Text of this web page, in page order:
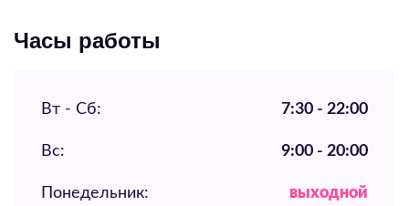
Часы работы
Вт - Сб: 7:30 - 22:00
Вс: 9:00 - 20:00
Понедельник: выходной